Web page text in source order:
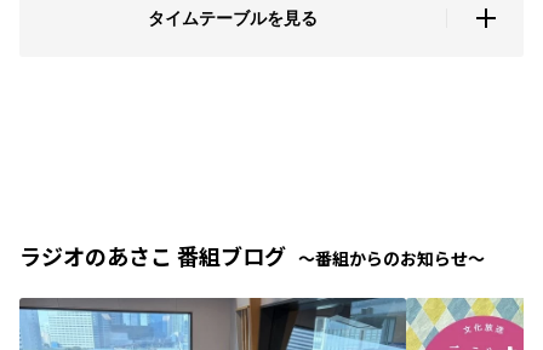
タイムテーブルを見る
ラジオのあさこ 番組ブログ 〜番組からのお知らせ〜